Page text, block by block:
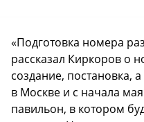
«Подготовка номера
рассказал Киркоров о
создание, постановка,
в Москве и с начала
павильон, в котором